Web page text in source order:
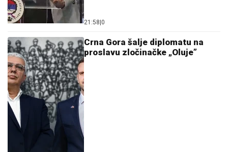
21:58 0
Crna Gora šalje diplomatu na
proslavu zločinačke „Oluje”